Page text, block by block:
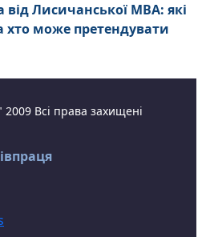
Лисичанської МВА: які
хто може претендувати
Всі права захищені